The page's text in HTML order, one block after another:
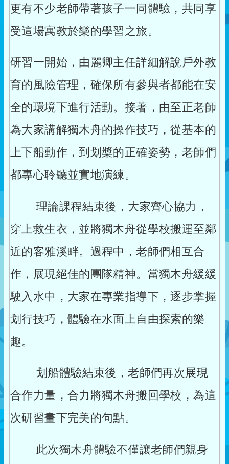
更有不少老師帶著孩子一同體驗，共同享
受這場寓教於樂的學習之旅。
研習一開始，由麗卿主任詳細解說戶外教
育的風險管理，確保所有參與者都能在安
全的環境下進行活動。接著，由至正老師
為大家講解獨木舟的操作技巧，從基本的
上下船動作，到划槳的正確姿勢，老師們
都專心聆聽並實地演練。
理論課程結束後，大家齊心協力，
穿上救生衣，並將獨木舟從學校搬運至鄰
近的客雅溪畔。過程中，老師們相互合
作，展現絕佳的團隊精神。當獨木舟緩緩
駛入水中，大家在專業指導下，逐步掌握
划行技巧，體驗在水面上自由探索的樂
趣。
划船體驗結束後，老師們再次展現
合作力量，合力將獨木舟搬回學校，為這
次研習畫下完美的句點。
此次獨木舟體驗不僅讓老師們親身